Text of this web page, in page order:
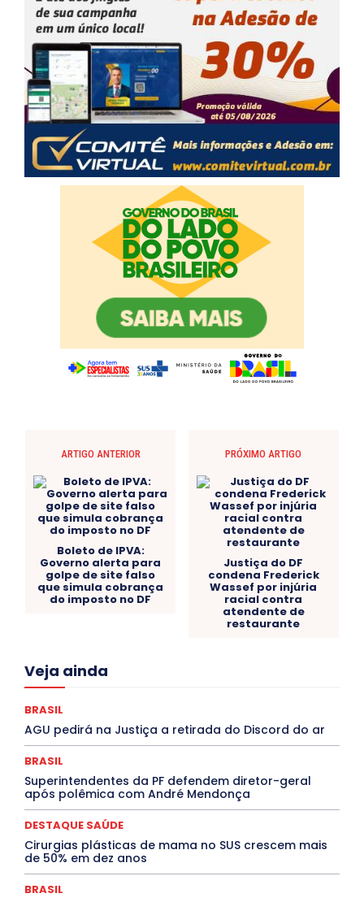
ARTIGO ANTERIOR
Boleto de IPVA:
Governo alerta para
golpe de site falso
que simula cobrança
do imposto no DF
PRÓXIMO ARTIGO
Justiça do DF
condena Frederick
Wassef por injúria
racial contra
atendente de
restaurante
Veja ainda
Acre
Congressuanas & Esplanadumas
Covid-19
Crônica Política Crônicas
CULTURA
Cultura e Tal
DANÇA Dengue
Denuncia
DESTAQUE BRASIL
DESTAQUE DF
DESTAQUE SAÚDE
DESTAQUES OUTROS
DISTRITO FEDERAL
EDUCAÇÃO
ELEIÇÕES
EMPREGO E OPORTUNIDADES
Especial
Espírito Santo ESPORTE
ESTÁGIO
EVENTOS
Febre Oropouche
Goiás
INTELIGÊNCIA ARTIFICIAL
INTERNACIONAL
MEIO AMBIENTE
BRASIL
AGU pedirá na Justiça a retirada do Discord do ar
BRASIL
Superintendentes da PF defendem diretor-geral
após polêmica com André Mendonça
DESTAQUE SAÚDE
Cirurgias plásticas de mama no SUS crescem mais
de 50% em dez anos
BRASIL